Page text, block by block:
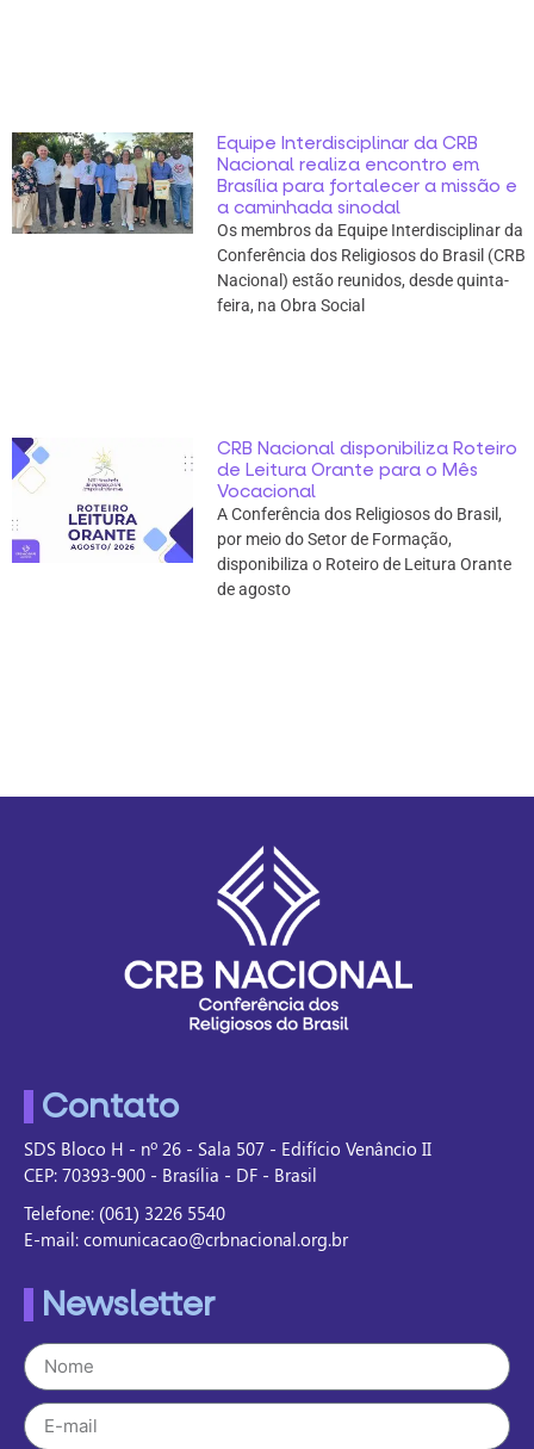
Equipe Interdisciplinar da CRB
Nacional realiza encontro em
Brasília para fortalecer a missão e
a caminhada sinodal
Os membros da Equipe Interdisciplinar da
Conferência dos Religiosos do Brasil (CRB
Nacional) estão reunidos, desde quinta-
feira, na Obra Social
CRB Nacional disponibiliza Roteiro
de Leitura Orante para o Mês
Vocacional
A Conferência dos Religiosos do Brasil,
por meio do Setor de Formação,
disponibiliza o Roteiro de Leitura Orante
de agosto
Contato
SDS Bloco H - nº 26 - Sala 507 - Edifício Venâncio II
CEP: 70393-900 - Brasília - DF - Brasil
Telefone: (061) 3226 5540
E-mail: comunicacao@crbnacional.org.br
Newsletter